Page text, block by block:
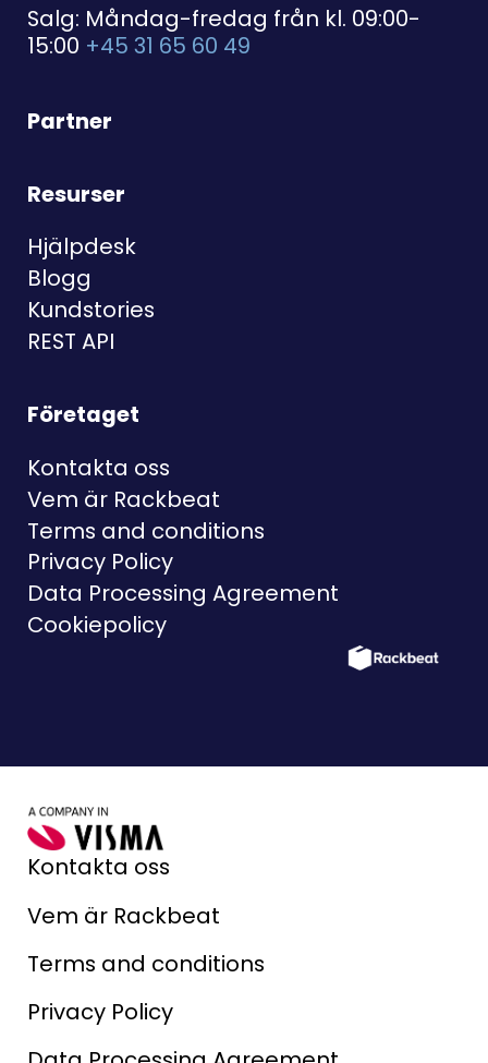
Salg: Måndag-fredag från kl. 09:00-
15:00 +45 31 65 60 49
Partner
Resurser
Hjälpdesk
Blogg
Kundstories
REST API
Företaget
Kontakta oss
Vem är Rackbeat
Terms and conditions
Privacy Policy
Data Processing Agreement
Cookiepolicy
Kontakta oss
Vem är Rackbeat
Terms and conditions
Privacy Policy